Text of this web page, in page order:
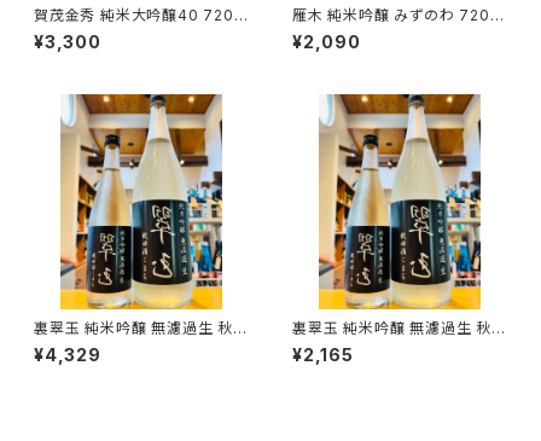
賀茂金秀 純米大吟醸40 720m
l１本（金光酒造・広島県東広島
市黒瀬町）
¥3,300
雁木 純米吟醸 みずのわ 720m
l１本（八百新酒造・山口県岩国
市今津町）
¥2,090
裏翠玉 純米吟醸 無濾過生 秋田
酒こまち 1800ml１本（両関酒
造・秋田県湯沢市前森）
¥4,329
裏翠玉 純米吟醸 無濾過生 秋田
酒こまち 720ml１本（両関酒
造・秋田県湯沢市前森）
¥2,165